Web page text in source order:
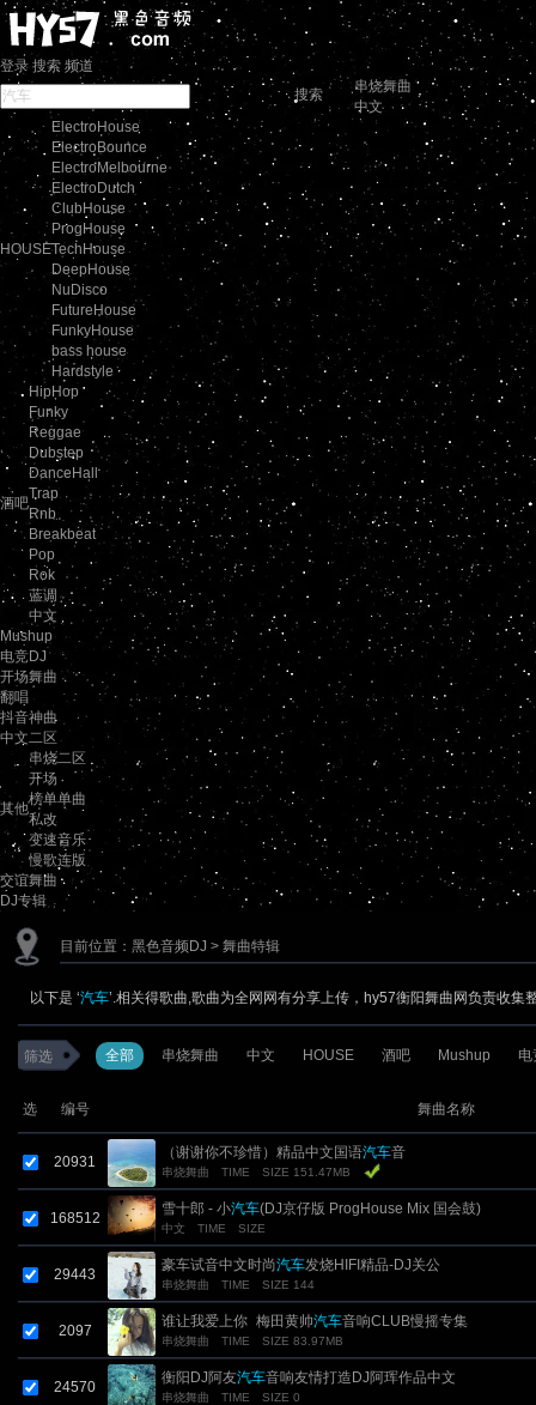
登录 搜索 频道
搜索
串烧舞曲
中文
HOUSE
ElectroHouse
ElectroBounce
ElectroMelbourne
ElectroDutch
ClubHouse
ProgHouse
TechHouse
DeepHouse
NuDisco
FutureHouse
FunkyHouse
bass house
Hardstyle
酒吧
HipHop
Funky
Reggae
Dubstep
DanceHall
Trap
Rnb
Breakbeat
Pop
Rok
蓝调
中文
Mushup
电竞DJ
开场舞曲
翻唱
抖音神曲
中文二区
其他
串烧二区
开场
榜单单曲
私改
变速音乐
慢歌连版
交谊舞曲
DJ专辑
目前位置： 黑色音频DJ > 舞曲特辑
以下是 ‘汽车’.相关得歌曲,歌曲为全网网有分享上传，hy57衡阳舞曲网负责收集
筛选 全部 串烧舞曲 中文 HOUSE 酒吧 Mushup 电
选 编号 舞曲名称
20931
（谢谢你不珍惜）精品中文国语汽车音
串烧舞曲 TIME SIZE 151.47MB
168512
雪十郎 - 小汽车(DJ京仔版 ProgHouse Mix 国会鼓)
中文 TIME SIZE
29443
豪车试音中文时尚汽车发烧HIFI精品-DJ关公
串烧舞曲 TIME SIZE 144
2097
谁让我爱上你_梅田黄帅汽车音响CLUB慢摇专集
串烧舞曲 TIME SIZE 83.97MB
24570
衡阳DJ阿友汽车音响友情打造DJ阿珲作品中文
串烧舞曲 TIME SIZE 0